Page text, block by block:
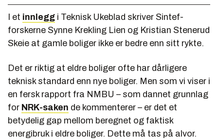
I et innlegg i Teknisk Ukeblad skriver Sintef-
forskerne Synne Krekling Lien og Kristian Stenerud
Skeie at gamle boliger ikke er bedre enn sitt rykte.
Det er riktig at eldre boliger ofte har dårligere
teknisk standard enn nye boliger. Men som vi viser i
en fersk rapport fra NMBU – som dannet grunnlag
for NRK-saken de kommenterer – er det et
betydelig gap mellom beregnet og faktisk
energibruk i eldre boliger. Dette må tas på alvor.